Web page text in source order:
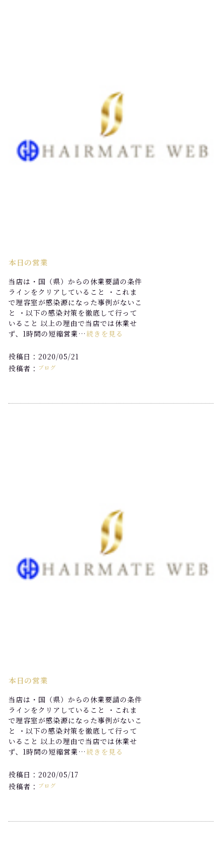
本日の営業
当店は・国（県）からの休業要請の条件
ラインをクリアしていること ・これま
で理容室が感染源になった事例がないこ
と ・以下の感染対策を徹底して行って
いること 以上の理由で当店では休業せ
ず、1時間の短縮営業… 続きを見る
投稿日：2020/05/21
投稿者： ブログ
本日の営業
当店は・国（県）からの休業要請の条件
ラインをクリアしていること ・これま
で理容室が感染源になった事例がないこ
と ・以下の感染対策を徹底して行って
いること 以上の理由で当店では休業せ
ず、1時間の短縮営業… 続きを見る
投稿日：2020/05/17
投稿者： ブログ